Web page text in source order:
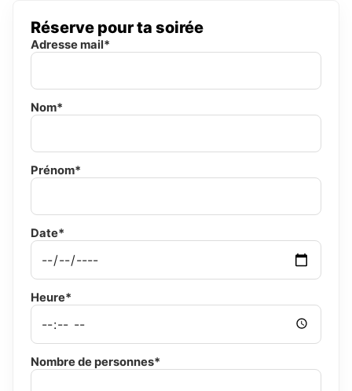
Réserve pour ta soirée
Adresse mail*
Nom*
Prénom*
Date*
Heure*
Nombre de personnes*